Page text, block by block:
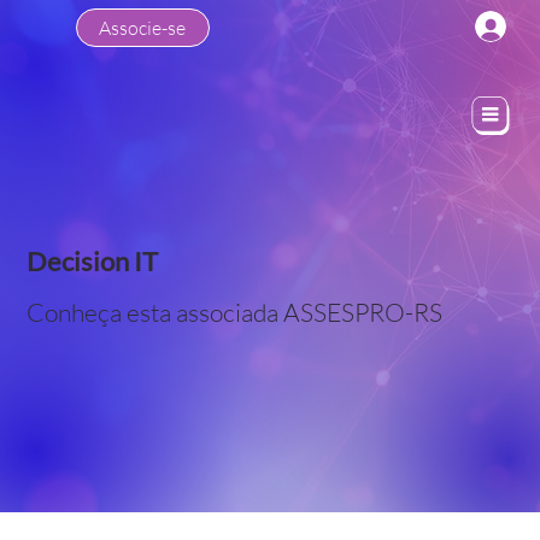
Associe-se
Decision IT
Conheça esta associada ASSESPRO-RS